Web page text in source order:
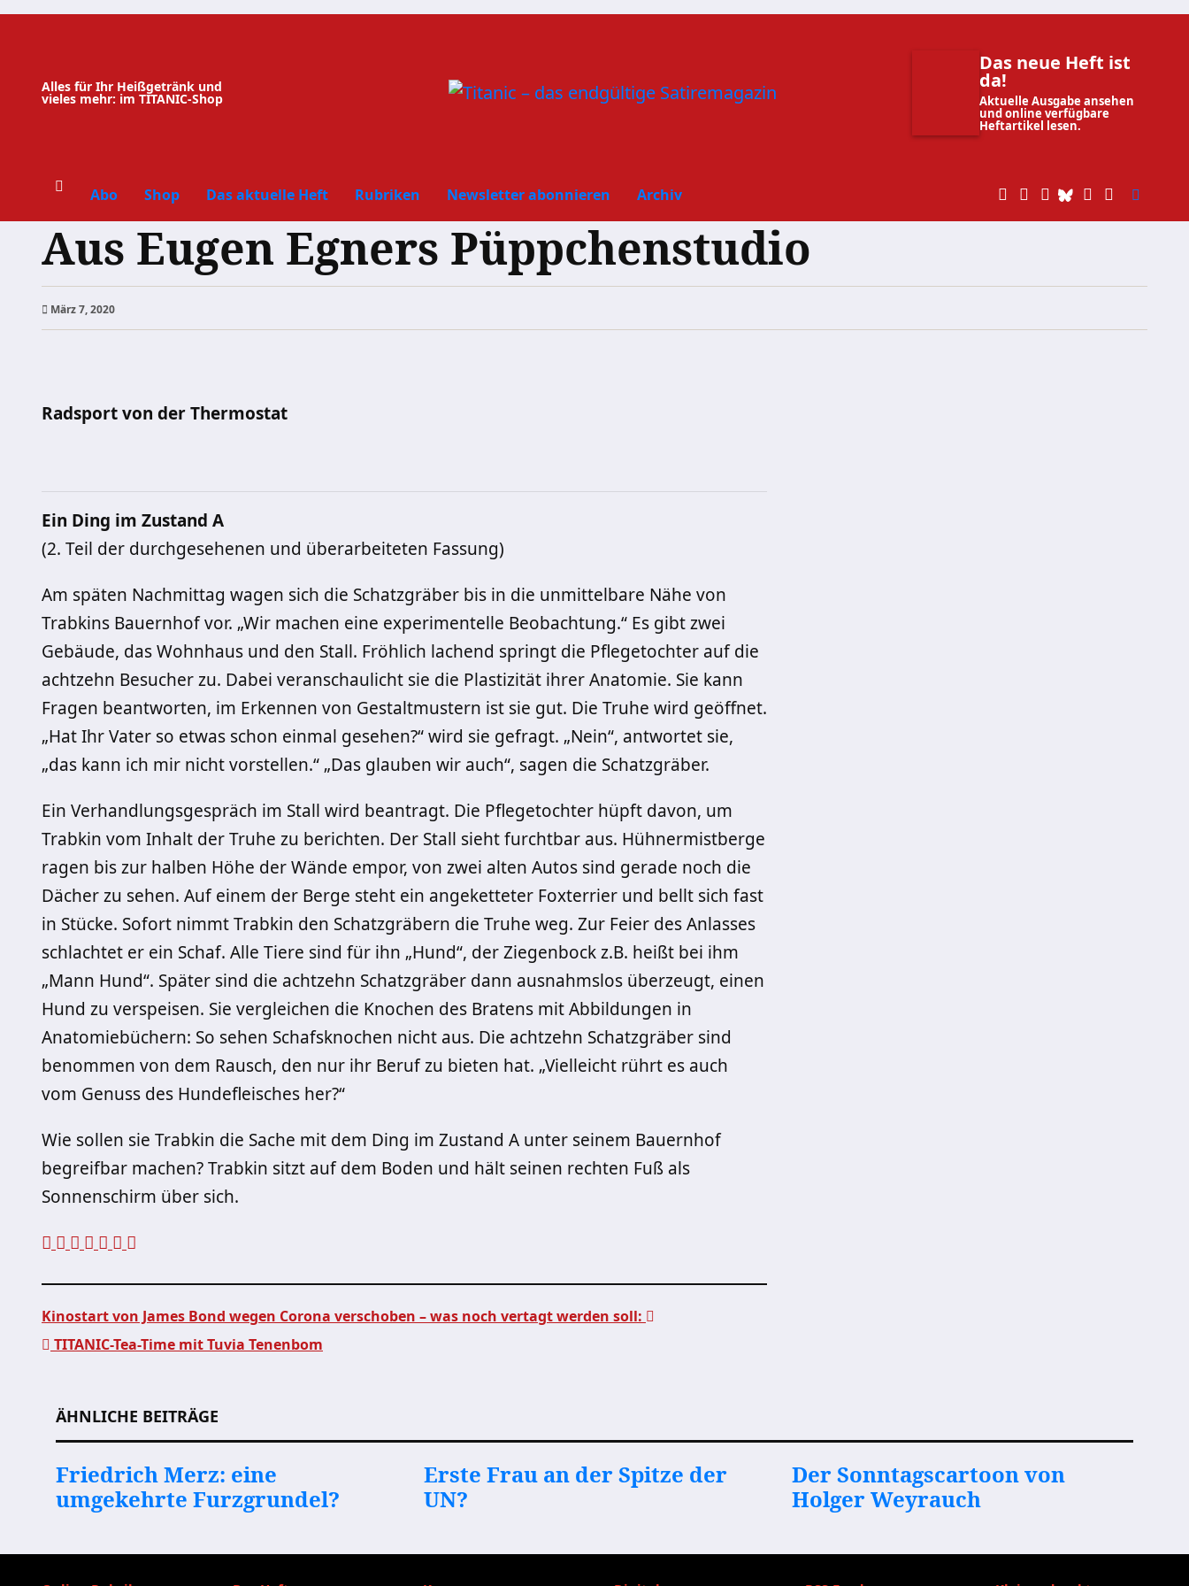
Zum
Alles für Ihr Heißgetränk und
vieles mehr: im TITANIC-Shop
Das neue Heft ist
da!
Aktuelle Ausgabe ansehen
und online verfügbare
Heftartikel lesen.
Abo Shop Das aktuelle Heft Rubriken Newsletter abonnieren Archiv
Aus Eugen Egners Püppchenstudio
März 7, 2020
Radsport von der Thermostat
Ein Ding im Zustand A
(2. Teil der durchgesehenen und überarbeiteten Fassung)
Am späten Nachmittag wagen sich die Schatzgräber bis in die unmittelbare Nähe von
Trabkins Bauernhof vor. „Wir machen eine experimentelle Beobachtung.“ Es gibt zwei
Gebäude, das Wohnhaus und den Stall. Fröhlich lachend springt die Pflegetochter auf die
achtzehn Besucher zu. Dabei veranschaulicht sie die Plastizität ihrer Anatomie. Sie kann
Fragen beantworten, im Erkennen von Gestaltmustern ist sie gut. Die Truhe wird geöffnet.
„Hat Ihr Vater so etwas schon einmal gesehen?“ wird sie gefragt. „Nein“, antwortet sie,
„das kann ich mir nicht vorstellen.“ „Das glauben wir auch“, sagen die Schatzgräber.
Ein Verhandlungsgespräch im Stall wird beantragt. Die Pflegetochter hüpft davon, um
Trabkin vom Inhalt der Truhe zu berichten. Der Stall sieht furchtbar aus. Hühnermistberge
ragen bis zur halben Höhe der Wände empor, von zwei alten Autos sind gerade noch die
Dächer zu sehen. Auf einem der Berge steht ein angeketteter Foxterrier und bellt sich fast
in Stücke. Sofort nimmt Trabkin den Schatzgräbern die Truhe weg. Zur Feier des Anlasses
schlachtet er ein Schaf. Alle Tiere sind für ihn „Hund“, der Ziegenbock z.B. heißt bei ihm
„Mann Hund“. Später sind die achtzehn Schatzgräber dann ausnahmslos überzeugt, einen
Hund zu verspeisen. Sie vergleichen die Knochen des Bratens mit Abbildungen in
Anatomiebüchern: So sehen Schafsknochen nicht aus. Die achtzehn Schatzgräber sind
benommen von dem Rausch, den nur ihr Beruf zu bieten hat. „Vielleicht rührt es auch
vom Genuss des Hundefleisches her?“
Wie sollen sie Trabkin die Sache mit dem Ding im Zustand A unter seinem Bauernhof
begreifbar machen? Trabkin sitzt auf dem Boden und hält seinen rechten Fuß als
Sonnenschirm über sich.
Kinostart von James Bond wegen Corona verschoben – was noch vertagt werden soll:
TITANIC-Tea-Time mit Tuvia Tenenbom
ÄHNLICHE BEITRÄGE
Friedrich Merz: eine
umgekehrte Furzgrundel?
Erste Frau an der Spitze der
UN?
Der Sonntagscartoon von
Holger Weyrauch